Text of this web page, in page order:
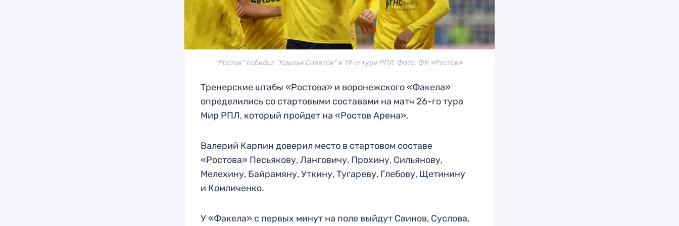
"Ростов" победил "Крылья Советов" в 19-м туре РПЛ. Фото: ФК «Ростов»
Тренерские штабы «Ростова» и воронежского «Факела»
определились со стартовыми составами на матч 26-го тура
Мир РПЛ, который пройдет на «Ростов Арена».
Валерий Карпин доверил место в стартовом составе
«Ростова» Песьякову, Ланговичу, Прохину, Сильянову,
Мелехину, Байрамяну, Уткину, Тугареву, Глебову, Щетинину
и Комличенко.
У «Факела» с первых минут на поле выйдут Свинов, Суслова,